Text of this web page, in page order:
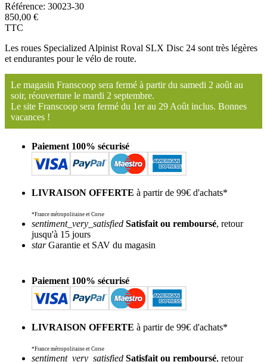
Référence: 30023-30
850,00 €
TTC
Les roues Specialized Alpinist Roval SLX Disc 24 sont très légères
et endurantes pour le vélo de route.
Le magasin Franscoop sera fermé à partir du samedi 2 août au
soir, réouverture le mardi 2 septembre.
Le site Franscoop sera fermé du 1er au 29 Août inclus. Bonnes
vacances !
Paiement 100% sécurisé
LIVRAISON OFFERTE à partir de 99€ d'achats*
*France métropolitaine et Corse
sentiment_very_satisfied Satisfait ou remboursé, retour
jusqu'à 15 jours
starGarantie et SAV du magasin
Paiement 100% sécurisé
LIVRAISON OFFERTE à partir de 99€ d'achats*
*France métropolitaine et Corse
sentiment_very_satisfied Satisfait ou remboursé, retour